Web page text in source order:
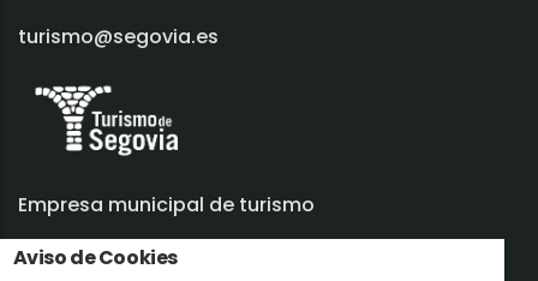
Aviso de Cookies
turismo@segovia.es
Empresa municipal de turismo
Trabaja con nosotros